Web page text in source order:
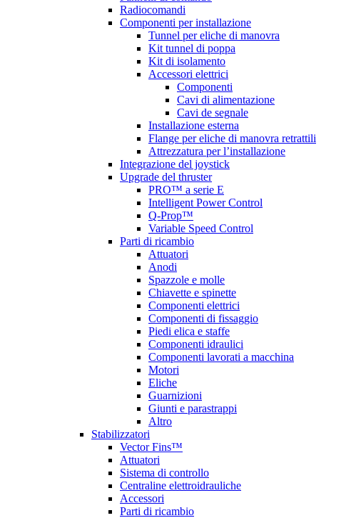
Radiocomandi
Componenti per installazione
Tunnel per eliche di manovra
Kit tunnel di poppa
Kit di isolamento
Accessori elettrici
Componenti
Cavi di alimentazione
Cavi de segnale
Installazione esterna
Flange per eliche di manovra retrattili
Attrezzatura per l’installazione
Integrazione del joystick
Upgrade del thruster
PRO™ a serie E
Intelligent Power Control
Q-Prop™
Variable Speed Control
Parti di ricambio
Attuatori
Anodi
Spazzole e molle
Chiavette e spinette
Componenti elettrici
Componenti di fissaggio
Piedi elica e staffe
Componenti idraulici
Componenti lavorati a macchina
Motori
Eliche
Guarnizioni
Giunti e parastrappi
Altro
Stabilizzatori
Vector Fins™
Attuatori
Sistema di controllo
Centraline elettroidrauliche
Accessori
Parti di ricambio